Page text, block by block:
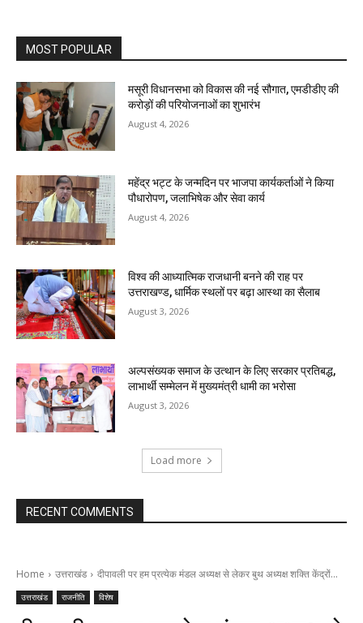
MOST POPULAR
मसूरी विधानसभा को विकास की नई सौगात, एमडीडीए की
करोड़ों की परियोजनाओं का शुभारंभ
August 4, 2026
महेंद्र भट्ट के जन्मदिन पर भाजपा कार्यकर्ताओं ने किया
पौधारोपण, जलाभिषेक और सेवा कार्य
August 4, 2026
विश्व की आध्यात्मिक राजधानी बनने की राह पर
उत्तराखण्ड, धार्मिक स्थलों पर बढ़ा आस्था का सैलाब
August 3, 2026
अल्पसंख्यक समाज के उत्थान के लिए सरकार प्रतिबद्ध,
लाभार्थी सम्मेलन में मुख्यमंत्री धामी का भरोसा
August 3, 2026
Load more
RECENT COMMENTS